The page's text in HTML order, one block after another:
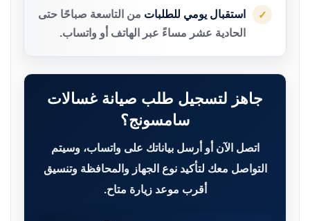
✓ استقبال يومي للطلبات من التاسعة صباحًا حتى
الحادية عشر مساءً عبر الهاتف أو واتساب.
جاهز لتسجيل طلب صيانة غسالات
سامسونج؟
اتصل الآن أو أرسل بياناتك على واتساب، وسيتم
التواصل معك لتأكيد نوع الجهاز والمحافظة وتنسيق
أقرب موعد زيارة متاح.